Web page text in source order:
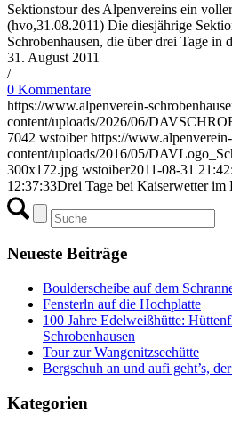
Sektionstour des Alpenvereins ein
(hvo,31.08.2011) Die diesjährige
Schrobenhausen, die über drei Tage in
31. August 2011
/
0 Kommentare
https://www.alpenverein-
content/uploads/2026/06/
7042 wstoiber https://
content/uploads/2016/05/
300x172.jpg wstoiber2011-08-31
12:37:33Drei Tage bei Kaiserwetter im
Neueste Beiträge
Boulderscheibe auf dem
Fensterln auf die Hochplatte
100 Jahre Edelweißhütte:
Schrobenhausen
Tour zur Wangenitzseehütte
Bergschuh an und aufi geht’s,
Kategorien